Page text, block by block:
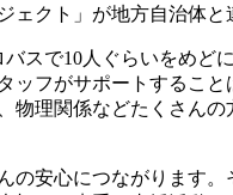
クト」が地方自治体と
スで10人ぐらいをめど
フがサポートするこ
理関係などたくさん
安心につながります